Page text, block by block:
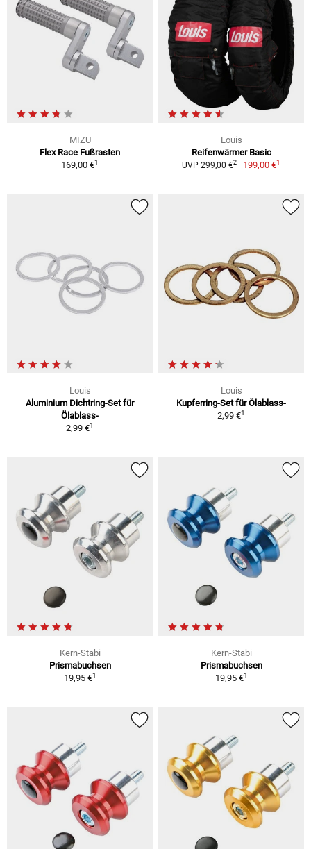
MIZU
Flex Race Fußrasten
169,00 €1
Louis
Reifenwärmer Basic
UVP 299,00 €2 199,00 €1
Louis
Aluminium Dichtring-Set für
Ölablass-
2,99 €1
Louis
Kupferring-Set für Ölablass-
2,99 €1
Kern-Stabi
Prismabuchsen
19,95 €1
Kern-Stabi
Prismabuchsen
19,95 €1